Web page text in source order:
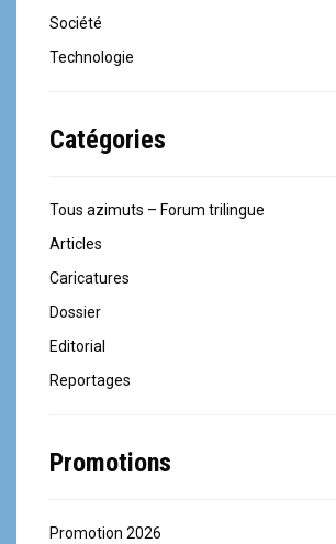
Société
Technologie
Catégories
Tous azimuts – Forum trilingue
Articles
Caricatures
Dossier
Editorial
Reportages
Promotions
Promotion 2026